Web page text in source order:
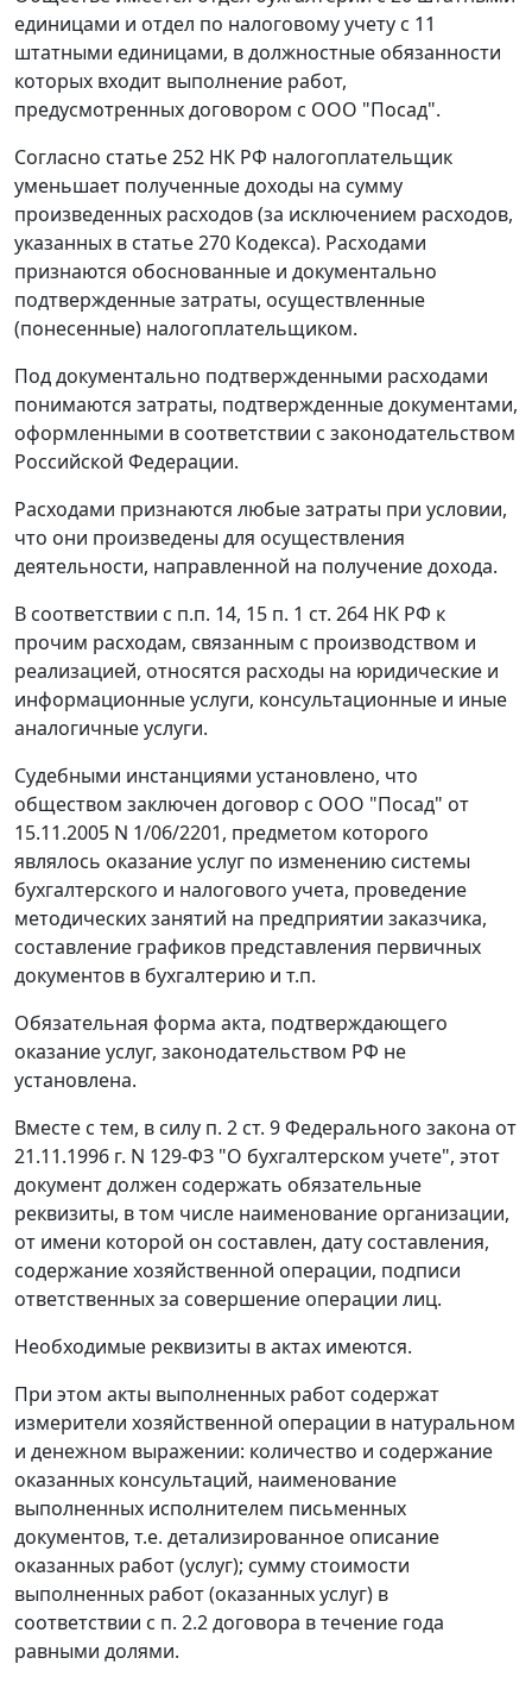
единицами и отдел по налоговому учету с 11
штатными единицами, в должностные обязанности
которых входит выполнение работ,
предусмотренных договором с ООО "Посад".
Согласно статье 252 НК РФ налогоплательщик
уменьшает полученные доходы на сумму
произведенных расходов (за исключением расходов,
указанных в статье 270 Кодекса). Расходами
признаются обоснованные и документально
подтвержденные затраты, осуществленные
(понесенные) налогоплательщиком.
Под документально подтвержденными расходами
понимаются затраты, подтвержденные документами,
оформленными в соответствии с законодательством
Российской Федерации.
Расходами признаются любые затраты при условии,
что они произведены для осуществления
деятельности, направленной на получение дохода.
В соответствии с п.п. 14, 15 п. 1 ст. 264 НК РФ к
прочим расходам, связанным с производством и
реализацией, относятся расходы на юридические и
информационные услуги, консультационные и иные
аналогичные услуги.
Судебными инстанциями установлено, что
обществом заключен договор с ООО "Посад" от
15.11.2005 N 1/06/2201, предметом которого
являлось оказание услуг по изменению системы
бухгалтерского и налогового учета, проведение
методических занятий на предприятии заказчика,
составление графиков представления первичных
документов в бухгалтерию и т.п.
Обязательная форма акта, подтверждающего
оказание услуг, законодательством РФ не
установлена.
Вместе с тем, в силу п. 2 ст. 9Федерального закона от
21.11.1996 г. N 129-ФЗ "О бухгалтерском учете", этот
документ должен содержать обязательные
реквизиты, в том числе наименование организации,
от имени которой он составлен, дату составления,
содержание хозяйственной операции, подписи
ответственных за совершение операции лиц.
Необходимые реквизиты в актах имеются.
При этом акты выполненных работ содержат
измерители хозяйственной операции в натуральном
и денежном выражении: количество и содержание
оказанных консультаций, наименование
выполненных исполнителем письменных
документов, т.е. детализированное описание
оказанных работ (услуг); сумму стоимости
выполненных работ (оказанных услуг) в
соответствии с п. 2.2 договора в течение года
равными долями.